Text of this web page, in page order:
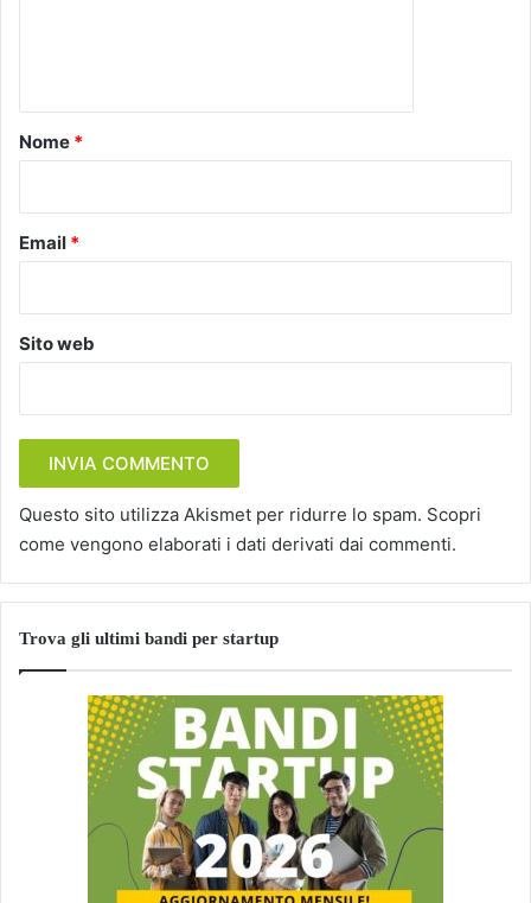
o
Nome *
Email *
Sito web
Questo sito utilizza Akismet per ridurre lo spam. Scopri
come vengono elaborati i dati derivati dai commenti.
Trova gli ultimi bandi per startup